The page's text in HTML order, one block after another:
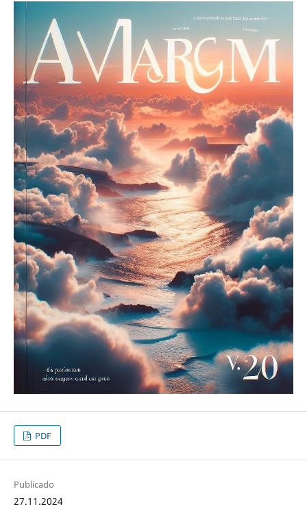
PDF
Publicado
27.11.2024